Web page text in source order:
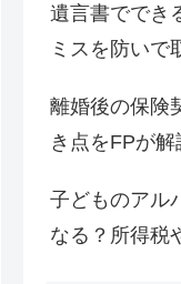
遺言書ででき
ミスを防いで
離婚後の保険
き点をFPが解
子どものアル
なる？所得税